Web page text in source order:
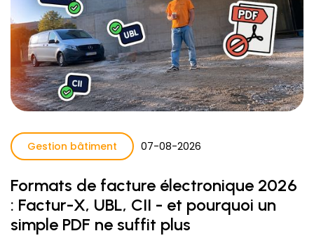
Gestion bâtiment 07-08-2026
Formats de facture électronique 2026
: Factur-X, UBL, CII - et pourquoi un
simple PDF ne suffit plus